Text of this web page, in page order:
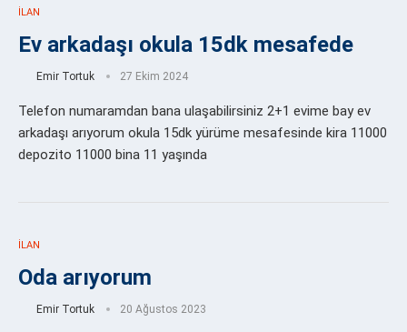
İLAN
Ev arkadaşı okula 15dk mesafede
Emir Tortuk 27 Ekim 2024
Telefon numaramdan bana ulaşabilirsiniz 2+1 evime bay ev
arkadaşı arıyorum okula 15dk yürüme mesafesinde kira 11000
depozito 11000 bina 11 yaşında
İLAN
Oda arıyorum
Emir Tortuk 20 Ağustos 2023